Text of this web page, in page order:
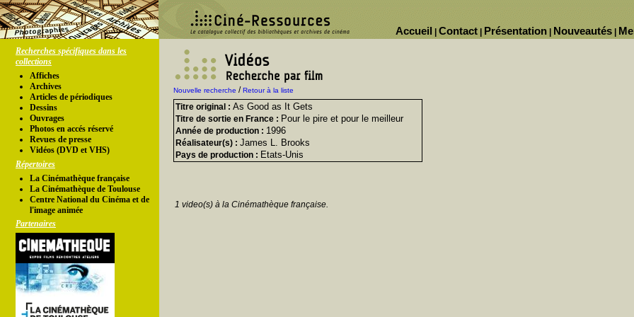
Nouveautés
Présentation
Contact
Accueil
Recherches spécifiques dans les
collections
Affiches
Archives
Articles de périodiques
Dessins
Ouvrages
Photos en accés réservé
Revues de presse
Vidéos (DVD et VHS)
Répertoires
La Cinémathèque française
La Cinémathèque de Toulouse
Centre National du Cinéma et de
l'image animée
Partenaires
Nouvelle recherche /Retour à la liste
Titre original : As Good as It Gets
Titre de sortie en France : Pour le pire et pour le meilleur
Année de production : 1996
Réalisateur(s) : James L. Brooks
Pays de production : Etats-Unis
1 video(s) à la Cinémathèque française.